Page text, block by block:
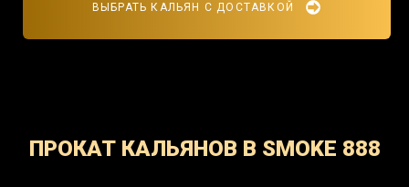
ВЫБРАТЬ КАЛЬЯН С ДОСТАВКОЙ
ПРОКАТ КАЛЬЯНОВ В SMOKE 888